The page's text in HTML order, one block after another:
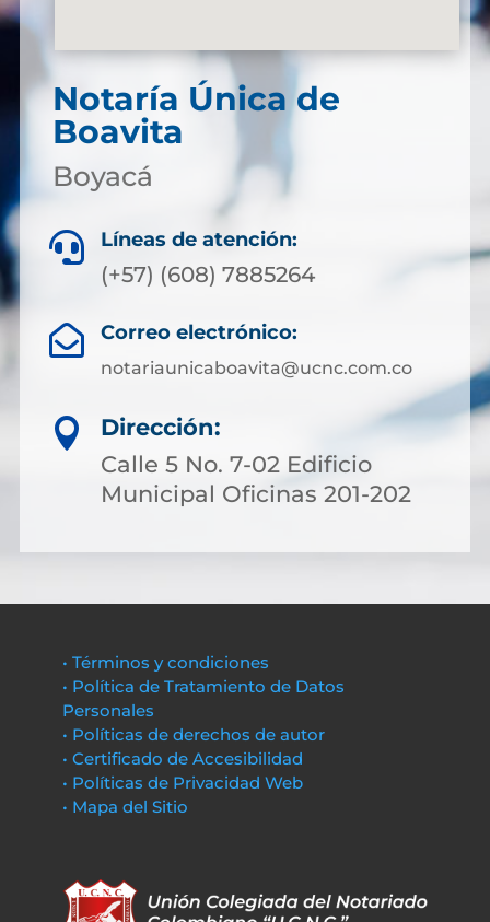
Notaría Única de
Boavita
Boyacá
 Líneas de atención:
(+57) (608) 7885264
 Correo electrónico:
notariaunicaboavita@ucnc.com.co

Dirección:
Calle 5 No. 7-02 Edificio
Municipal Oficinas 201-202
• Términos y condiciones
• Política de Tratamiento de Datos
Personales
• Políticas de derechos de autor
• Certificado de Accesibilidad
• Políticas de Privacidad Web
• Mapa del Sitio